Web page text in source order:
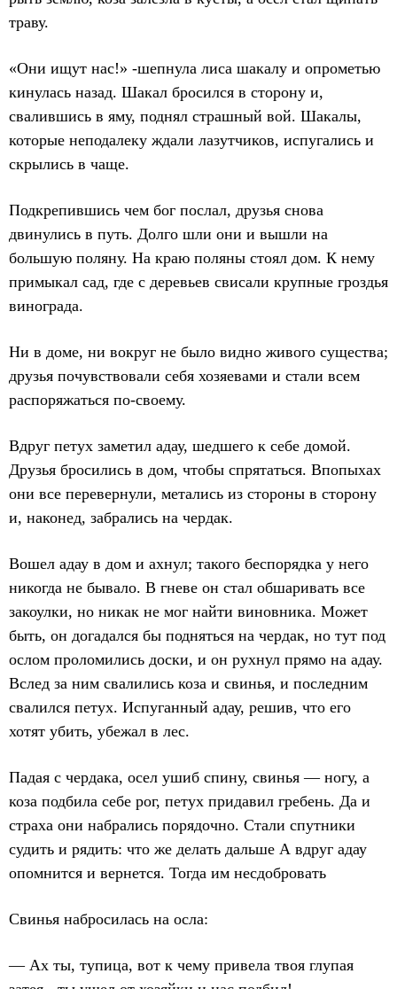
траву.
«Они ищут нас!» -шепнула лиса шакалу и опрометью
кинулась назад. Шакал бросился в сторону и,
свалившись в яму, поднял страшный вой. Шакалы,
которые неподалеку ждали лазутчиков, испугались и
скрылись в чаще.
Подкрепившись чем бог послал, друзья снова
двинулись в путь. Долго шли они и вышли на
большую поляну. На краю поляны стоял дом. К нему
примыкал сад, где с деревьев свисали крупные гроздья
винограда.
Ни в доме, ни вокруг не было видно живого существа;
друзья почувствовали себя хозяевами и стали всем
распоряжаться по-своему.
Вдруг петух заметил адау, шедшего к себе домой.
Друзья бросились в дом, чтобы спрятаться. Впопыхах
они все перевернули, метались из стороны в сторону
и, наконед, забрались на чердак.
Вошел адау в дом и ахнул; такого беспорядка у него
никогда не бывало. В гневе он стал обшаривать все
закоулки, но никак не мог найти виновника. Может
быть, он догадался бы подняться на чердак, но тут под
ослом проломились доски, и он рухнул прямо на адау.
Вслед за ним свалились коза и свинья, и последним
свалился петух. Испуганный адау, решив, что его
хотят убить, убежал в лес.
Падая с чердака, осел ушиб спину, свинья — ногу, а
коза подбила себе рог, петух придавил гребень. Да и
страха они набрались порядочно. Стали спутники
судить и рядить: что же делать дальше А вдруг адау
опомнится и вернется. Тогда им несдобровать
Свинья набросилась на осла:
— Ах ты, тупица, вот к чему привела твоя глупая